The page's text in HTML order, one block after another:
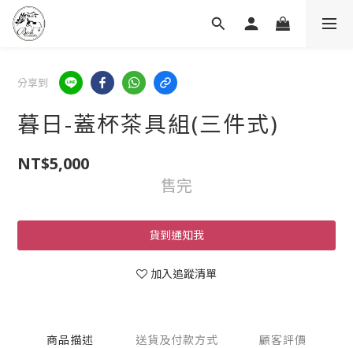
分享到
暮日-蓋杯茶具組(三件式)
NT$5,000
售完
貨到通知我
加入追蹤清單
商品描述 送貨及付款方式 顧客評價